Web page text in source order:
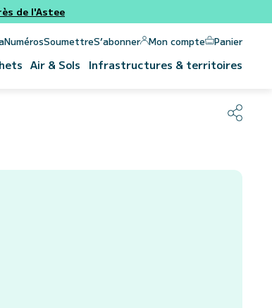
de l'Astee
NumérosSoumettreS’abonner Mon compte Panier
Air & Sols Infrastructures & territoires